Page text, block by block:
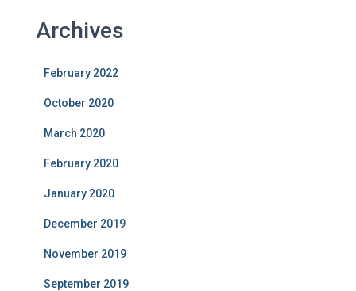
Archives
February 2022
October 2020
March 2020
February 2020
January 2020
December 2019
November 2019
September 2019